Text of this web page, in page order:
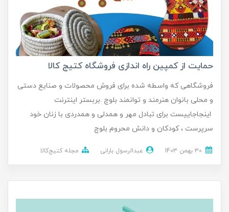
حمایت از کمپین راه اندازی فروشگاه کتیج کالا
فروشگاهی که واسطه شده برای فروش محصولات و صنایع دستی
و محلی بانوان هنرمند و توانمند بلوچ .بربستر اینترنت
اینجاجاییست برای تبادل مهر و همدلی و همدردی با زنان خود
سرپرست ، کودکان و دانش محروم بلوچ
عبدالرسول بارانی مجله کتیج‌کالا